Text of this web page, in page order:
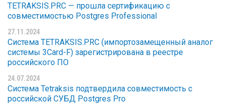
TETRAKSIS.PRC — прошла сертификацию с
совместимостью Postgres Professional
27.11.2024
Система TETRAKSIS.PRC (импортозамещенный аналог
системы 3Card-F) зарегистрирована в реестре
российского ПО
24.07.2024
Система Tetraksis подтвердила совместимость с
российской СУБД Postgres Pro